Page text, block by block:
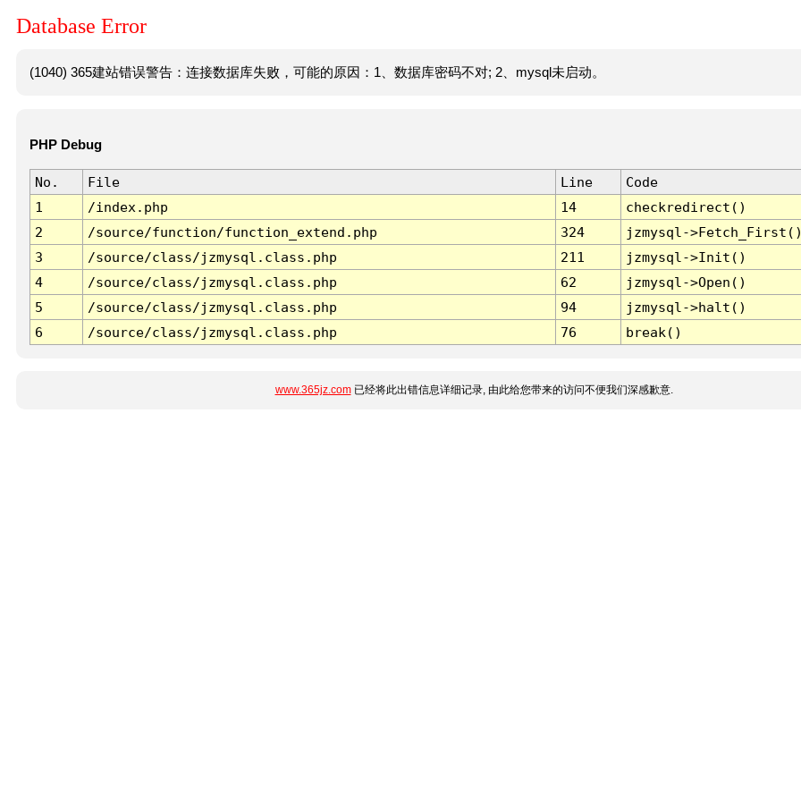
Database Error
(1040) 365建站错误警告：连接数据库失败，可能的原因：1、数据库密码不对; 2、mysql未启动。
PHP Debug
No. File Line
Code
1
/index.php 14
checkredirect()
2
/source/function/function_extend.php 324
jzmysql-
3
/source/class/jzmysql.class.php 211
jzmysql->Init()
4
/source/class/jzmysql.class.php 62
jzmysql->Open()
5
/source/class/jzmysql.class.php 94
jzmysql->halt()
6
/source/class/jzmysql.class.php 76 break()
www.365jz.com已经将此出错信息详细记录, 由此给您带来的访问不便我们深感歉意.